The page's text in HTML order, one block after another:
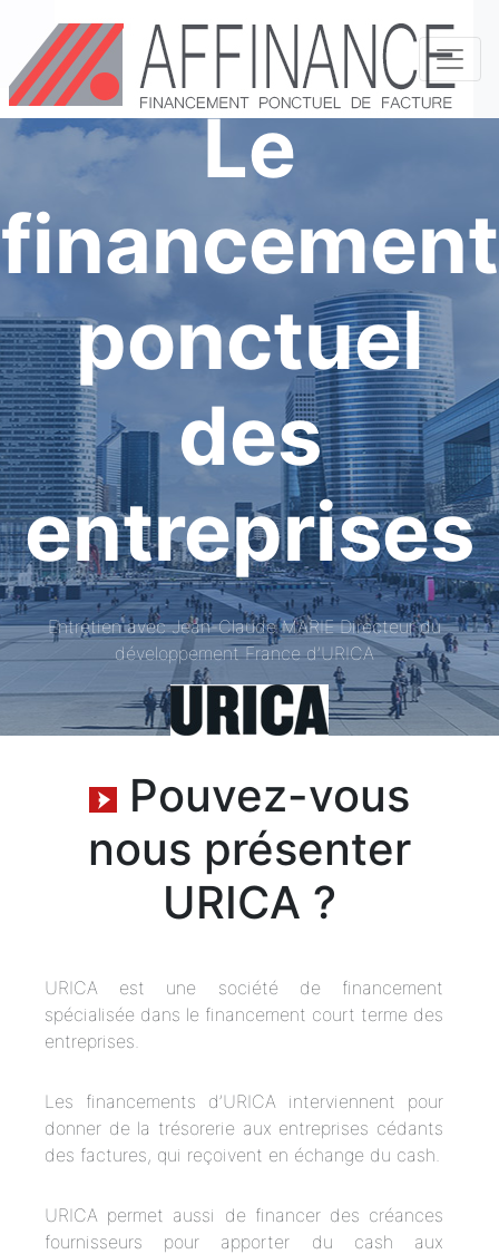
Le
financement
ponctuel
des
entreprises
Entretien avec Jean-Claude MARIE Directeur du
développement France d’URICA
Pouvez-vous
nous présenter
URICA ?
URICA est une société de financement
spécialisée dans le financement court terme des
entreprises.
Les financements d’URICA interviennent pour
donner de la trésorerie aux entreprises cédants
des factures, qui reçoivent en échange du cash.
URICA permet aussi de financer des créances
fournisseurs pour apporter du cash aux